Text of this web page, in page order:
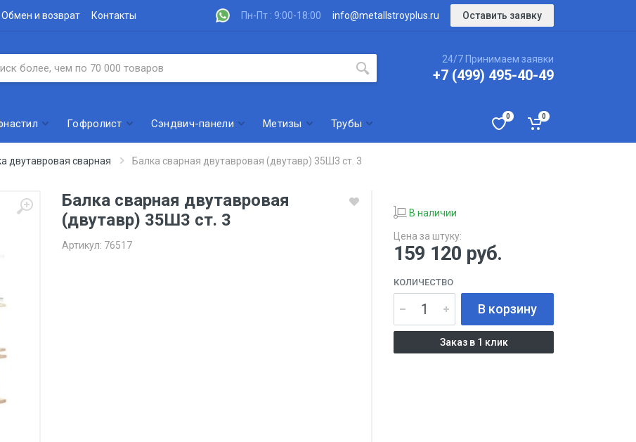
Обмен и возврат Контакты Пн-Пт : 9:00-18:00 info@metallstroyplus.ru Оставить заявку
24/7 Принимаем заявки
+7 (499) 495-40-49
Гофролист Сэндвич-панели Метизы Трубы
0 0
двутавровая сварная Балка сварная двутавровая (двутавр) 35Ш3 ст. 3
Балка сварная двутавровая
(двутавр) 35Ш3 ст. 3
Артикул: 76517
В наличии
Цена за штуку:
159 120 руб.
КОЛИЧЕСТВО
В корзину
Заказ в 1 клик